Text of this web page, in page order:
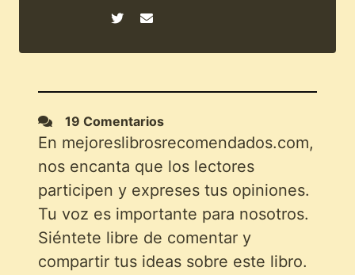
19 Comentarios
En mejoreslibrosrecomendados.com,
nos encanta que los lectores
participen y expreses tus opiniones.
Tu voz es importante para nosotros.
Siéntete libre de comentar y
compartir tus ideas sobre este libro.